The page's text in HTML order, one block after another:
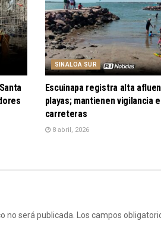
SINALOA SUR
Escuinapa registra alta
playas; mantienen vigilancia
carreteras
8 abril, 2026
no será publicada. Los campos